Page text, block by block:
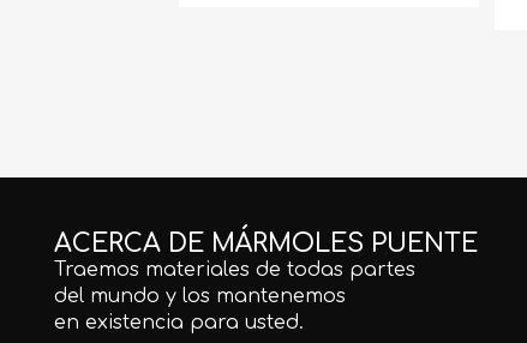
ACERCA DE MÁRMOLES PUENTE
Traemos materiales de todas partes
del mundo y los mantenemos
en existencia para usted.